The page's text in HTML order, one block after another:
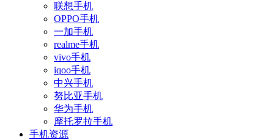
联想手机
OPPO手机
一加手机
realme手机
vivo手机
iqoo手机
中兴手机
努比亚手机
华为手机
摩托罗拉手机
手机资源